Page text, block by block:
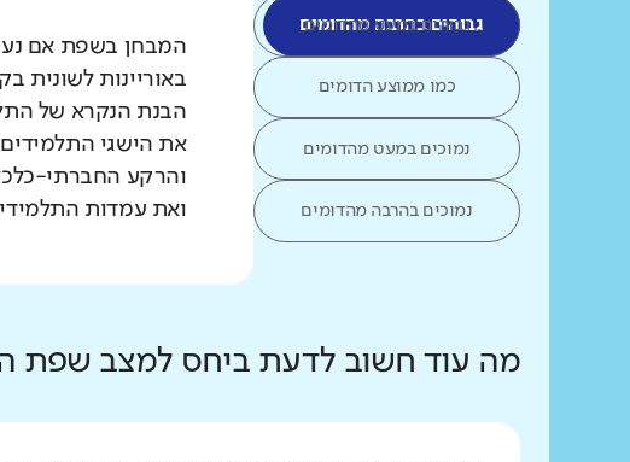
גבוהים בהרבה מהדומים
גבוהים במעט מהדומים
כמו ממוצע הדומים
נמוכים במעט מהדומים
נמוכים בהרבה מהדומים
המבחן בשפת אם
באוריינות לשונית
הבנת הנקרא של
את הישגי
והרקע החברתי-
ואת עמדות
מה עוד חשוב לדעת ביחס למצב שפת